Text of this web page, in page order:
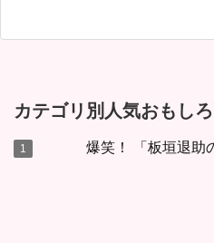
カテゴリ別人気おもし
爆笑！ 「板垣退助